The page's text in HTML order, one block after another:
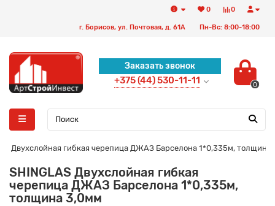
0
0
г. Борисов, ул. Почтовая, д. 61А Пн-Вс: 8:00-18:00
Заказать звонок
+375 (44) 530-11-11 0
Двухслойная гибкая черепица ДЖАЗ Барселона 1*0,335м, толщина
SHINGLAS Двухслойная гибкая
черепица ДЖАЗ Барселона 1*0,335м,
толщина 3,0мм